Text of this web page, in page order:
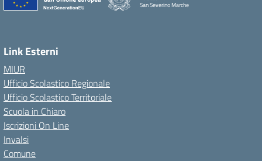
San Severino Marche
Link Esterni
MIUR
Ufficio Scolastico Regionale
Ufficio Scolastico Territoriale
Scuola in Chiaro
Iscrizioni On Line
Invalsi
Comune